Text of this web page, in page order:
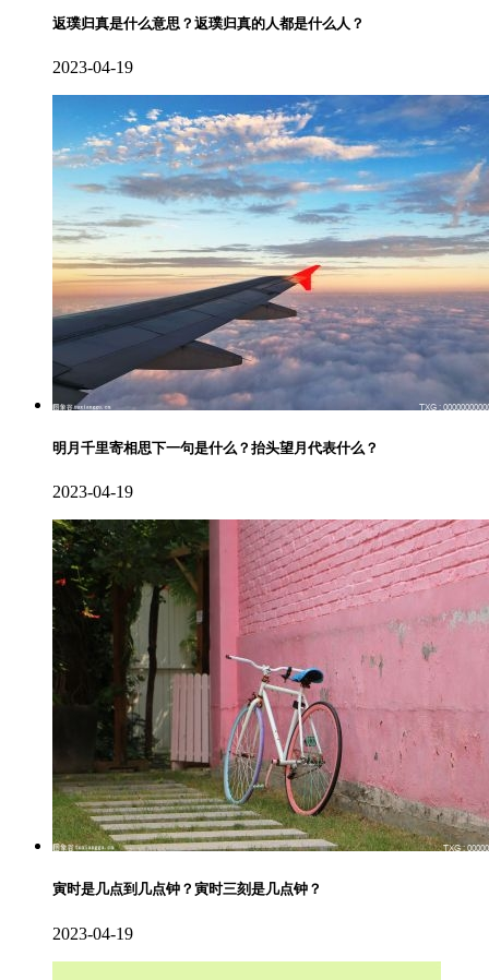
返璞归真是什么意思？返璞归真的人都是什么人？
2023-04-19
明月千里寄相思下一句是什么？抬头望月代表什么？
2023-04-19
寅时是几点到几点钟？寅时三刻是几点钟？
2023-04-19